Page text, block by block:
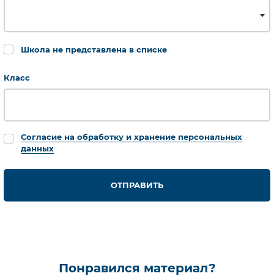
Школа не представлена в списке
Класс
Согласие на обработку и хранение персональных
данных
ОТПРАВИТЬ
Понравился материал?